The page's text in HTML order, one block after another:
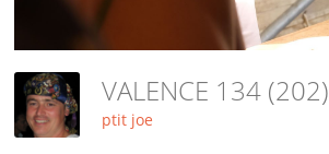
VALENCE 134 (202)
ptit joe